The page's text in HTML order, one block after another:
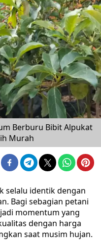
Berburu Bibit Alpukat
Murah
selalu identik dengan
Bagi sebagian petani
momentum yang
dengan harga
saat musim hujan.